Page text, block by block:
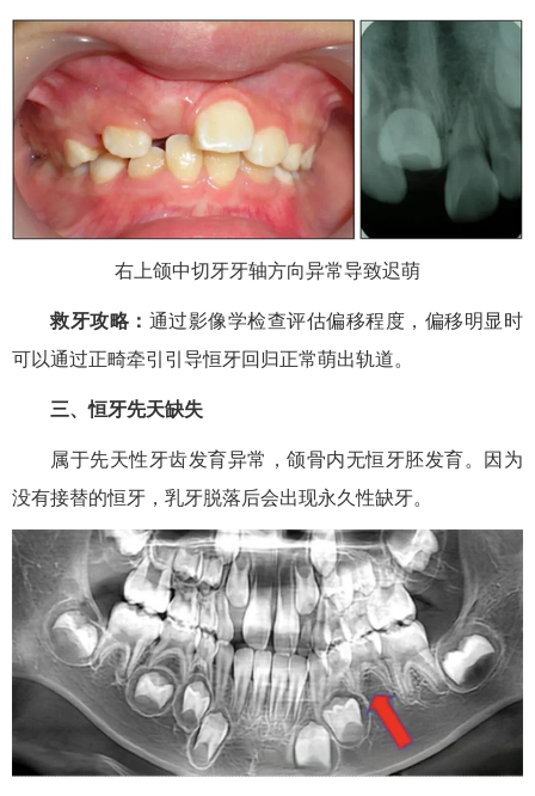
右上颌中切牙牙轴方向异常导致迟萌
救牙攻略： 通过影像学检查评估偏移程度，偏移明显时
可以通过正畸牵引引导恒牙回归正常萌出轨道。
三、恒牙先天缺失
属于先天性牙齿发育异常，颌骨内无恒牙胚发育。因为
没有接替的恒牙，乳牙脱落后会出现永久性缺牙。